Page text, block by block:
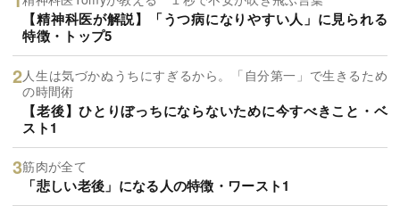
【精神科医が解説】「うつ病になりやすい人」に見られる
特徴・トップ5
人生は気づかぬうちにすぎるから。「自分第一」で生きるため
の時間術
【老後】ひとりぼっちにならないために今すべきこと・ベ
スト1
筋肉が全て
「悲しい老後」になる人の特徴・ワースト1